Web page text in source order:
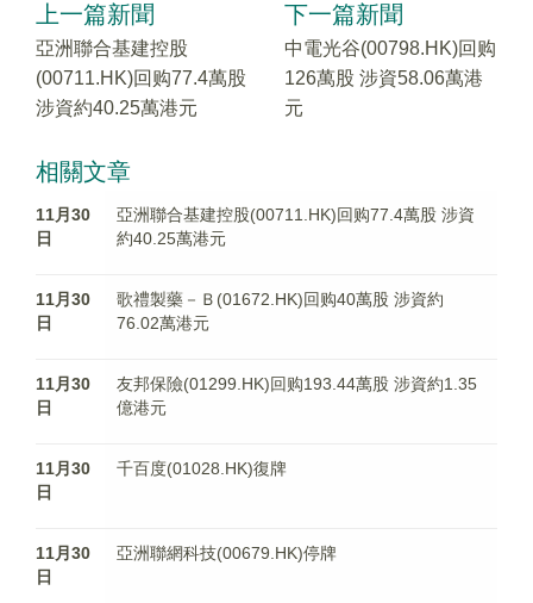
上一篇新聞
亞洲聯合基建控股
(00711.HK)回购77.4萬股
涉資約40.25萬港元
下一篇新聞
中電光谷(00798.HK)回购
126萬股 涉資58.06萬港
元
相關文章
11月30
日
亞洲聯合基建控股(00711.HK)回购77.4萬股 涉資
約40.25萬港元
11月30
日
歌禮製藥－Ｂ(01672.HK)回购40萬股 涉資約
76.02萬港元
11月30
日
友邦保險(01299.HK)回购193.44萬股 涉資約1.35
億港元
11月30
日
千百度(01028.HK)復牌
11月30
日
亞洲聯網科技(00679.HK)停牌